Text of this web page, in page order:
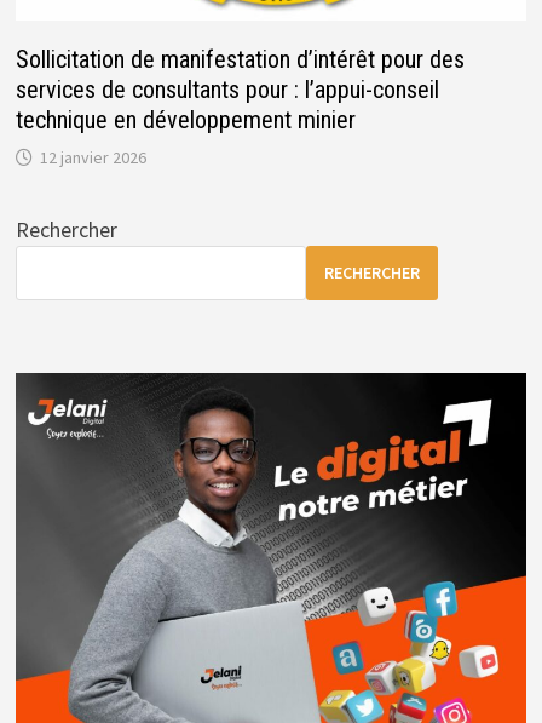
Sollicitation de manifestation d’intérêt pour des
services de consultants pour : l’appui-conseil
technique en développement minier
12 janvier 2026
Rechercher
RECHERCHER